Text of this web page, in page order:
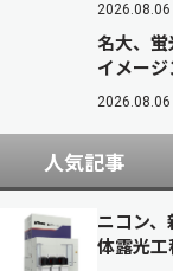
2026.08.06
名大、
イメー
2026.08.06
人気記事
ニコン
体露光